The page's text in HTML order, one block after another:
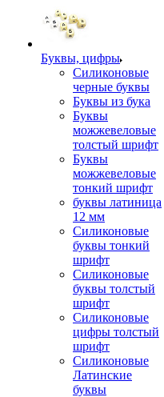
Буквы, цифры
Силиконовые
черные буквы
Буквы из бука
Буквы
можжевеловые
толстый шрифт
Буквы
можжевеловые
тонкий шрифт
буквы латиница
12 мм
Силиконовые
буквы тонкий
шрифт
Силиконовые
буквы толстый
шрифт
Силиконовые
цифры толстый
шрифт
Силиконовые
Латинские
буквы